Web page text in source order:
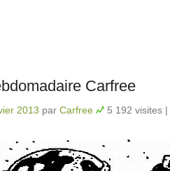
Carfree
2013 par Carfree 5 192 visites |